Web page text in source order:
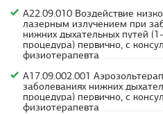
A22.09.010 Воздействие
лазерным излучением при
нижних дыхательных путей
процедура) первично, с
физиотерапевта
A17.09.002.001
заболеваниях нижних
процедура) первично, с
физиотерапевта